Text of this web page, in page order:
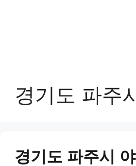
경기도 파주
경기도 파주시